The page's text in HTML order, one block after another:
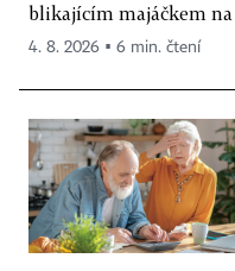
blikajícím majáčkem na
4. 8. 2026 ▪ 6 min. čtení